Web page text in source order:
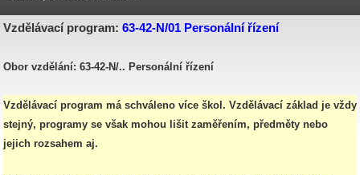
Vzdělávací program: 63-42-N/01 Personální řízení
Obor vzdělání: 63-42-N/.. Personální řízení
Vzdělávací program má schváleno více škol. Vzdělávací základ je vždy
stejný, programy se však mohou lišit zaměřením, předměty nebo
jejich rozsahem aj.